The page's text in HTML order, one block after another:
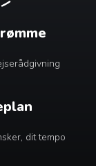
dit tempo